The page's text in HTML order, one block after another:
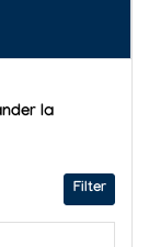
la
Filter